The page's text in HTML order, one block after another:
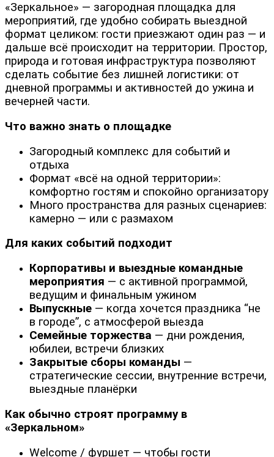
«Зеркальное» — загородная площадка для
мероприятий, где удобно собирать выездной
формат целиком: гости приезжают один раз — и
дальше всё происходит на территории. Простор,
природа и готовая инфраструктура позволяют
сделать событие без лишней логистики: от
дневной программы и активностей до ужина и
вечерней части.
Что важно знать о площадке
Загородный комплекс для событий и
отдыха
Формат «всё на одной территории»:
комфортно гостям и спокойно организатору
Много пространства для разных сценариев:
камерно — или с размахом
Для каких событий подходит
Корпоративы и выездные командные
мероприятия — с активной программой,
ведущим и финальным ужином
Выпускные — когда хочется праздника “не
в городе”, с атмосферой выезда
Семейные торжества — дни рождения,
юбилеи, встречи близких
Закрытые сборы команды —
стратегические сессии, внутренние встречи,
выездные планёрки
Как обычно строят программу в
«Зеркальном»
Welcome / фуршет — чтобы гости